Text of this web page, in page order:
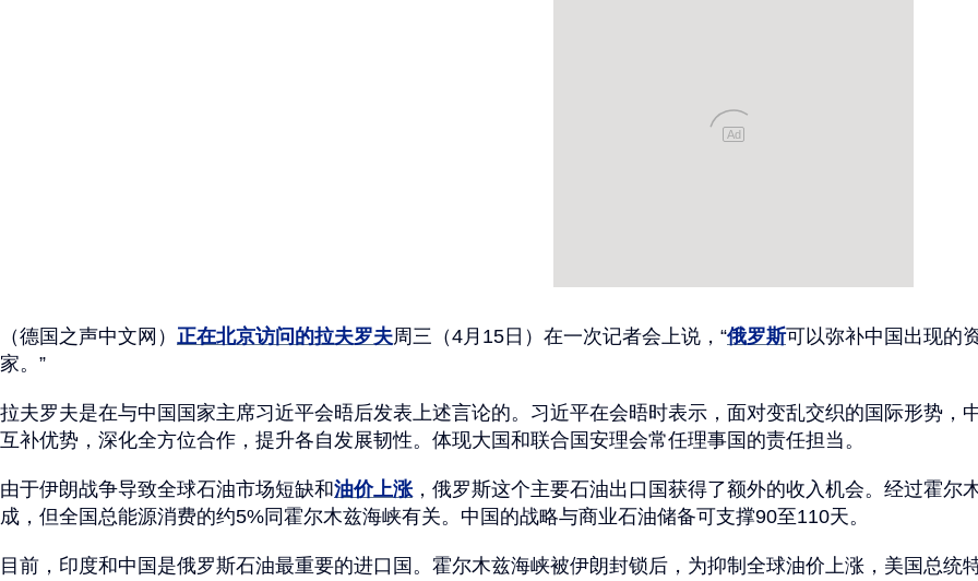
Ad
（德国之声中文网） 正在北京访问的拉夫罗夫周三（4月15日）在一次记者会上说，“俄罗斯可以弥补中国出现的
家。”
拉夫罗夫是在与中国国家主席习近平会晤后发表上述言论的。习近平在会晤时表示，面对变乱交织的国际形势
互补优势，深化全方位合作，提升各自发展韧性。体现大国和联合国安理会常任理事国的责任担当。
由于伊朗战争导致全球石油市场短缺和油价上涨 ，俄罗斯这个主要石油出口国获得了额外的收入机会。经过霍
成，但全国总能源消费的约5%同霍尔木兹海峡有关。中国的战略与商业石油储备可支撑90至110天。
目前，印度和中国是俄罗斯石油最重要的进口国。霍尔木兹海峡被伊朗封锁后，为抑制全球油价上涨，美国总统